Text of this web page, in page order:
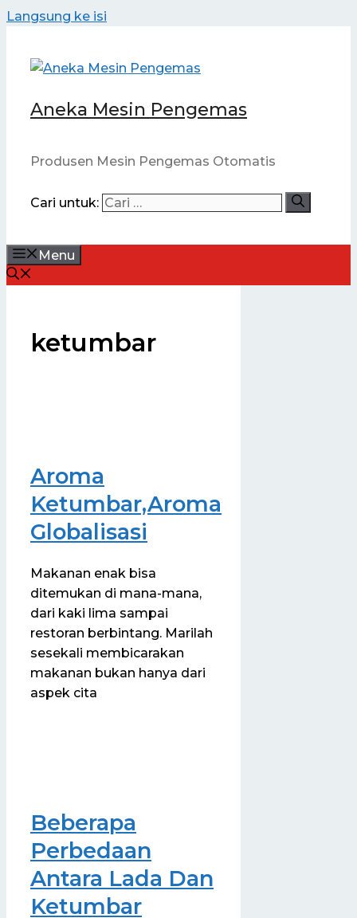
Langsung ke isi
Aneka Mesin Pengemas
Produsen Mesin Pengemas Otomatis
Cari untuk:
Menu
ketumbar
Aroma
Ketumbar,Aroma
Globalisasi
Makanan enak bisa
ditemukan di mana-mana,
dari kaki lima sampai
restoran berbintang. Marilah
sesekali membicarakan
makanan bukan hanya dari
aspek cita
Beberapa
Perbedaan
Antara Lada Dan
Ketumbar